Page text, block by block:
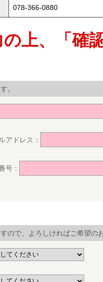
078-366-0880
上、「確
。
アドレス：
号：
ので、よろしければご希望の